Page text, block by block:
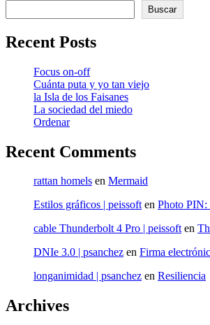
Buscar
Recent Posts
Focus on-off
Cuánta puta y yo tan viejo
la Isla de los Faisanes
La sociedad del miedo
Ordenar
Recent Comments
rattan homels en Mermaid
Estilos gráficos | peissoften Photo PIN:
cable Thunderbolt 4 Pro | peissoften
DNIe 3.0 | psanchez en Firma
longanimidad | psanchez en Resiliencia
Archives